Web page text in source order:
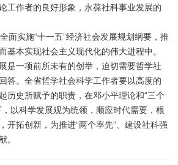
工作者的良好形象，永葆社科事业发展的
面实施“十一五”经济社会发展规划纲要，推
基本实现社会主义现代化的伟大进程中。
是一项前所未有的创举，迫切需要哲学社
答。全省哲学社会科学工作者要以高度的
历史所赋予的职责，在邓小平理论和“三个
以科学发展观为统领，顺应时代需要，根
开拓创新，为推进“两个率先”、建设社科强
。